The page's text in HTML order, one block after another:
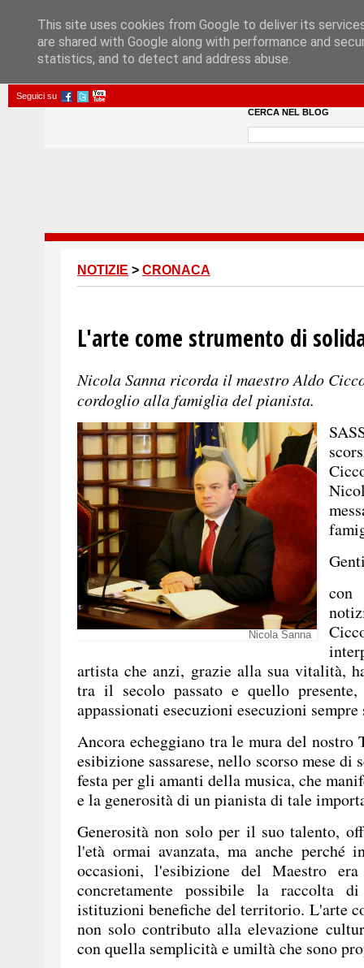
Seguici su
CERCA NEL BLOG
NOTIZIE > CRONACA
L'arte come strumento di
Nicola Sanna ricorda il maestro Aldo
cordoglio alla famiglia
Nicola Sanna
con
artista che anzi, grazie alla sua vitalità,
tra il secolo passato e quello
appassionati esecuzioni esecuzioni
Ancora echeggiano tra le mura del nostro
esibizione sassarese, nello scorso mese di
festa per gli amanti della musica, che
e la generosità di un pianista di tale
Generosità non solo per il suo talento,
l'età ormai avanzata, ma anche perché
occasioni, l'esibizione del Maestro
concretamente possibile la raccolta
istituzioni benefiche del territorio. L'arte
non solo contributo alla elevazione
con quella semplicità e umiltà che sono
This site uses cookies from Google to deliver its
are shared with Google along with performance and
statistics, and to detect and address abuse.